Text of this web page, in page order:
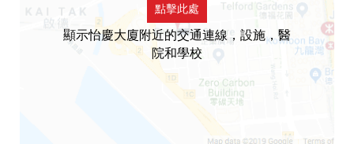
點擊此處
顯示怡慶大廈附近的交通連線，設施，醫
院和學校